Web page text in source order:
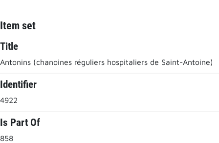
Item set
Title
Antonins (chanoines réguliers hospitaliers de Saint-Antoine)
Identifier
4922
Is Part Of
858